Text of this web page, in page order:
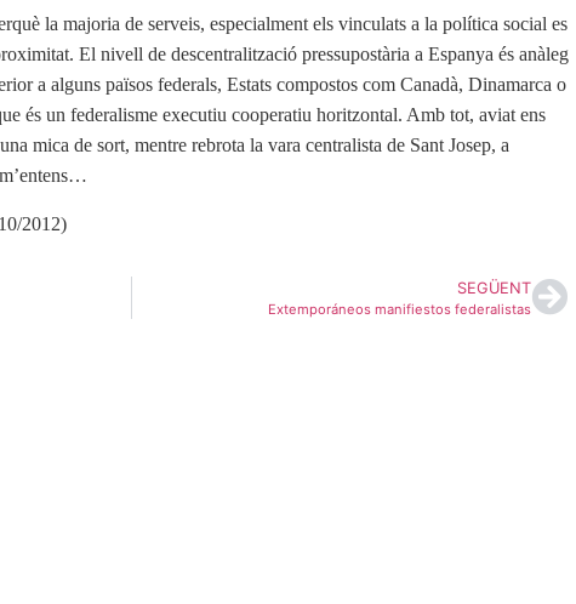
la majoria de serveis, especialment els vinculats a la política social es
El nivell de descentralització pressupostària a Espanya és anàleg
a alguns països federals, Estats compostos com Canadà, Dinamarca o
és un federalisme executiu cooperatiu horitzontal. Amb tot, aviat ens
mica de sort, mentre rebrota la vara centralista de Sant Josep, a
2012)
SEGÜENT
Extemporáneos manifiestos federalistas